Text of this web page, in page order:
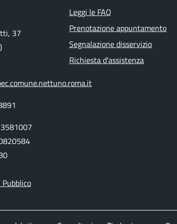
37
Leggi le FAQ
Prenotazione appuntamento
Segnalazione disservizio
Richiesta d'assistenza